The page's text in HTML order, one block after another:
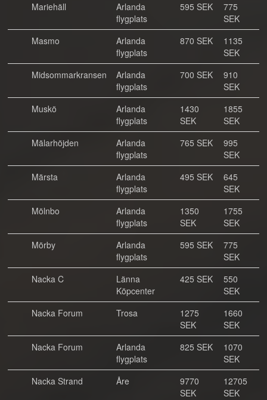
Mariehäll
Arlanda
flygplats
595 SEK
775
SEK
Masmo
Arlanda
flygplats
870 SEK
1135
SEK
Midsommarkransen
Arlanda
flygplats
700 SEK
910
SEK
Muskö
Arlanda
flygplats
1430
SEK
1855
SEK
Mälarhöjden
Arlanda
flygplats
765 SEK
995
SEK
Märsta
Arlanda
flygplats
495 SEK
645
SEK
Mölnbo
Arlanda
flygplats
1350
SEK
1755
SEK
Mörby
Arlanda
flygplats
595 SEK
775
SEK
Nacka C
Länna
Köpcenter
425 SEK
550
SEK
Nacka Forum
Trosa
1275
SEK
1660
SEK
Nacka Forum
Arlanda
flygplats
825 SEK
1070
SEK
Nacka Strand
Åre
9770
SEK
12705
SEK